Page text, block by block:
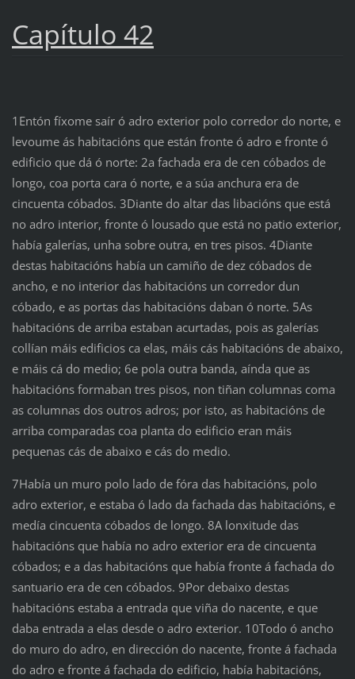
Capítulo 42
1Entón fíxome saír ó adro exterior polo corredor do norte, e
levoume ás habitacións que están fronte ó adro e fronte ó
edificio que dá ó norte: 2a fachada era de cen cóbados de
longo, coa porta cara ó norte, e a súa anchura era de
cincuenta cóbados. 3Diante do altar das libacións que está
no adro interior, fronte ó lousado que está no patio exterior,
había galerías, unha sobre outra, en tres pisos. 4Diante
destas habitacións había un camiño de dez cóbados de
ancho, e no interior das habitacións un corredor dun
cóbado, e as portas das habitacións daban ó norte. 5As
habitacións de arriba estaban acurtadas, pois as galerías
collían máis edificios ca elas, máis cás habitacións de abaixo,
e máis cá do medio; 6e pola outra banda, aínda que as
habitacións formaban tres pisos, non tiñan columnas coma
as columnas dos outros adros; por isto, as habitacións de
arriba comparadas coa planta do edificio eran máis
pequenas cás de abaixo e cás do medio.
7Había un muro polo lado de fóra das habitacións, polo
adro exterior, e estaba ó lado da fachada das habitacións, e
medía cincuenta cóbados de longo. 8A lonxitude das
habitacións que había no adro exterior era de cincuenta
cóbados; e a das habitacións que había fronte á fachada do
santuario era de cen cóbados. 9Por debaixo destas
habitacións estaba a entrada que viña do nacente, e que
daba entrada a elas desde o adro exterior. 10Todo ó ancho
do muro do adro, en dirección do nacente, fronte á fachada
do adro e fronte á fachada do edificio, había habitacións,